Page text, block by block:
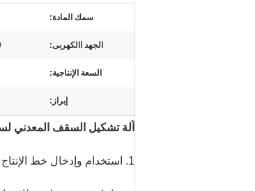
سمك المادة:
الجهد االكهربى:
السعة الإنتاجية:
إبراز:
آلة تشكيل السقف المعدني
1. استخدام وإدخال خط الإنتاج هذا